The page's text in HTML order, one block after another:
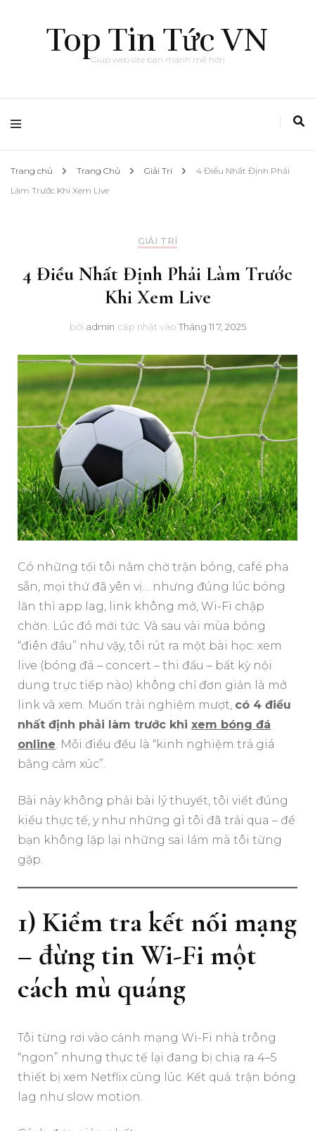
Top Tin Tức VN
Giúp web site bạn mạnh mẽ hơn
Trang chủ Trang Chủ Giải Trí
4 Điều Nhất Định Phải
Làm Trước Khi Xem Live
GIẢI TRÍ
4 Điều Nhất Định Phải Làm Trước
Khi Xem Live
bởi admin cập nhật vào Tháng 11 7, 2025
Có những tối tôi nằm chờ trận bóng, café pha
sẵn, mọi thứ đã yên vị… nhưng đúng lúc bóng
lăn thì app lag, link không mở, Wi-Fi chập
chờn. Lúc đó mới tức. Và sau vài mùa bóng
“điên đầu” như vậy, tôi rút ra một bài học: xem
live (bóng đá – concert – thi đấu – bất kỳ nội
dung trực tiếp nào) không chỉ đơn giản là mở
link và xem. Muốn trải nghiệm mượt, có 4 điều
nhất định phải làm trước khi xem bóng đá
online . Mỗi điều đều là “kinh nghiệm trả giá
bằng cảm xúc”.
Bài này không phải bài lý thuyết, tôi viết đúng
kiểu thực tế, y như những gì tôi đã trải qua – để
bạn không lặp lại những sai lầm mà tôi từng
gặp.
1) Kiểm tra kết nối mạng
– đừng tin Wi-Fi một
cách mù quáng
Tôi từng rơi vào cảnh mạng Wi-Fi nhà trông
“ngon” nhưng thực tế lại đang bị chia ra 4–5
thiết bị xem Netflix cùng lúc. Kết quả: trận bóng
lag như slow motion.